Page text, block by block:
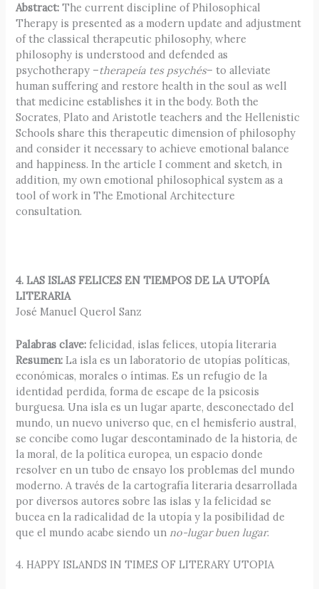
Abstract:The current discipline of Philosophical
Therapy is presented as a modern update and adjustment
of the classical therapeutic philosophy, where
philosophy is understood and defended as
psychotherapy –therapeía tes psychés– to alleviate
human suffering and restore health in the soul as well
that medicine establishes it in the body. Both the
Socrates, Plato and Aristotle teachers and the Hellenistic
Schools share this therapeutic dimension of philosophy
and consider it necessary to achieve emotional balance
and happiness. In the article I comment and sketch, in
addition, my own emotional philosophical system as a
tool of work in The Emotional Architecture
consultation.
4. LAS ISLAS FELICES EN TIEMPOS DE LA UTOPÍA
LITERARIA
José Manuel Querol Sanz
Palabras clave:felicidad, islas felices, utopía literaria
Resumen:La isla es un laboratorio de utopías políticas,
económicas, morales o íntimas. Es un refugio de la
identidad perdida, forma de escape de la psicosis
burguesa. Una isla es un lugar aparte, desconectado del
mundo, un nuevo universo que, en el hemisferio austral,
se concibe como lugar descontaminado de la historia, de
la moral, de la política europea, un espacio donde
resolver en un tubo de ensayo los problemas del mundo
moderno. A través de la cartografía literaria desarrollada
por diversos autores sobre las islas y la felicidad se
bucea en la radicalidad de la utopía y la posibilidad de
que el mundo acabe siendo un no-lugar buen lugar.
4. HAPPY ISLANDS IN TIMES OF LITERARY UTOPIA